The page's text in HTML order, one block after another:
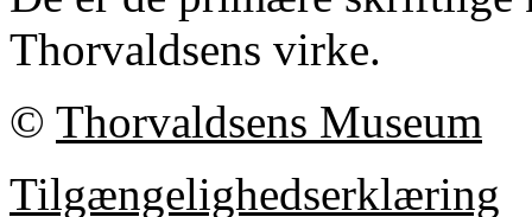
Thorvaldsens virke.
© Thorvaldsens Museum
Tilgængelighedserklæring